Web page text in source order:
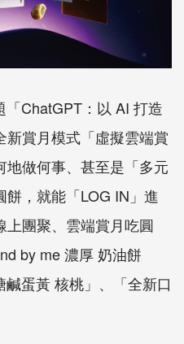
ChatGPT：以 AI 打造
賞月模式「虛擬雲端賞
地做何事、甚至是「多元
，就能「LOG IN」進
上團聚、雲端賞月吃圓
by me 濃厚 奶油餅
蛋黃 核桃」、「全新口